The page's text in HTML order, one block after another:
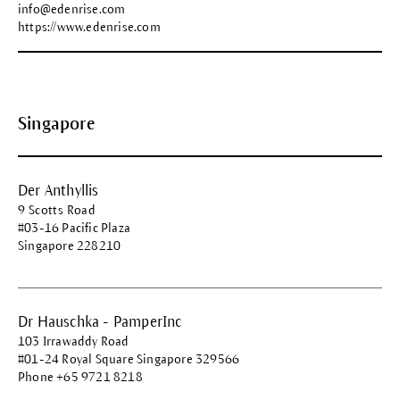
info@edenrise.com
https://www.edenrise.com
Singapore
Der Anthyllis
9 Scotts Road
#03-16 Pacific Plaza
Singapore 228210
Dr Hauschka - PamperInc
103 Irrawaddy Road
#01-24 Royal Square Singapore 329566
Phone +65 9721 8218